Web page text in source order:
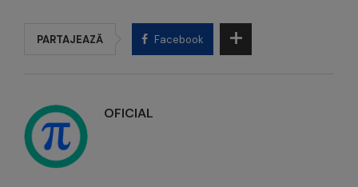
PARTAJEAZĂ Facebook
OFICIAL